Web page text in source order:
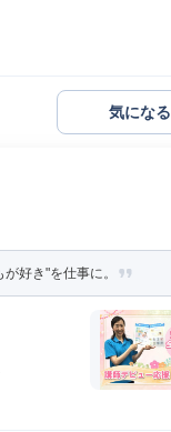
気になる
好き"を仕事に。